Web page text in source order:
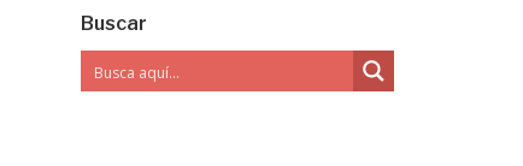
Buscar